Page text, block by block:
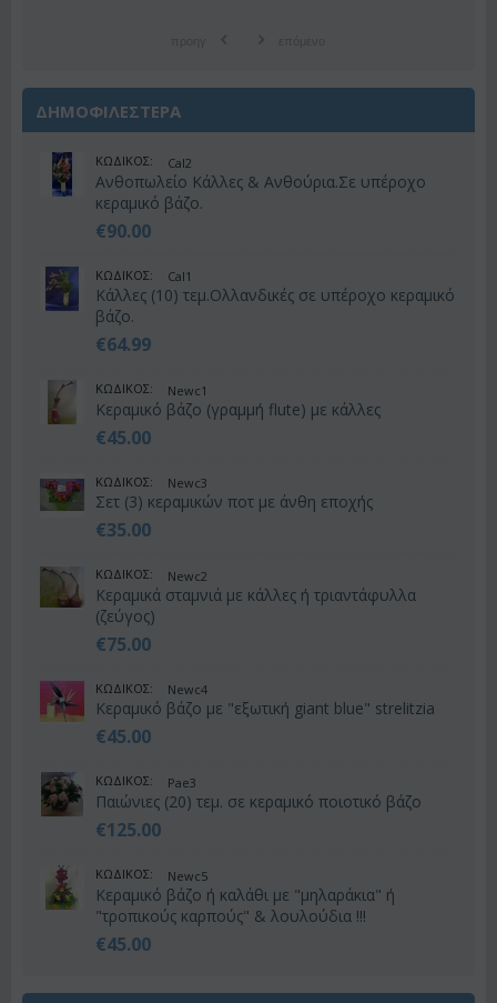
ΔΗΜΟΦΙΛΕΣΤΕΡΑ
ΚΩΔΙΚΟΣ: Cal2
Ανθοπωλείο Κάλλες & Ανθούρια.Σε υπέροχο
κεραμικό βάζο.
€90.00
ΚΩΔΙΚΟΣ: Cal1
Κάλλες (10) τεμ.Ολλανδικές σε υπέροχο κεραμικό
βάζο.
€64.99
ΚΩΔΙΚΟΣ: Newc1
Κεραμικό βάζο (γραμμή flute) με κάλλες
€45.00
ΚΩΔΙΚΟΣ: Newc3
Σετ (3) κεραμικών ποτ με άνθη εποχής
€35.00
ΚΩΔΙΚΟΣ: Newc2
Κεραμικά σταμνιά με κάλλες ή τριαντάφυλλα
(ζεύγος)
€75.00
ΚΩΔΙΚΟΣ: Newc4
Κεραμικό βάζο με "εξωτική giant blue" strelitzia
€45.00
ΚΩΔΙΚΟΣ: Pae3
Παιώνιες (20) τεμ. σε κεραμικό ποιοτικό βάζο
€125.00
ΚΩΔΙΚΟΣ: Newc5
Κεραμικό βάζο ή καλάθι με "μηλαράκια" ή
"τροπικούς καρπούς" & λουλούδια !!!
€45.00